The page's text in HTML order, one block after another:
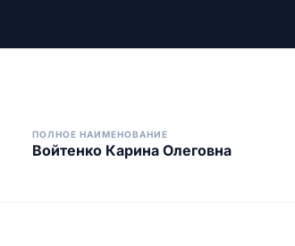
ПОЛНОЕ НАИМЕНОВАНИЕ
Войтенко Карина Олеговна